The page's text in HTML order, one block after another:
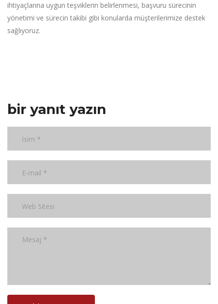
ihtiyaçlarına uygun teşviklerin belirlenmesi, başvuru sürecinin
yönetimi ve sürecin takibi gibi konularda müşterilerimize destek
sağlıyoruz.
bir yanıt yazın